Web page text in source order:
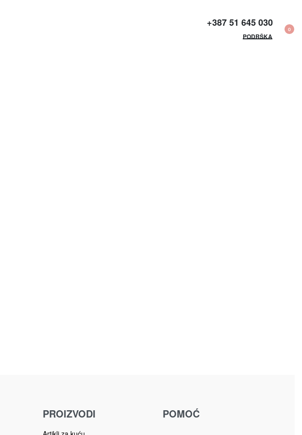
+387 51 645 030​
PODRŠKA
0
PROIZVODI POMOĆ